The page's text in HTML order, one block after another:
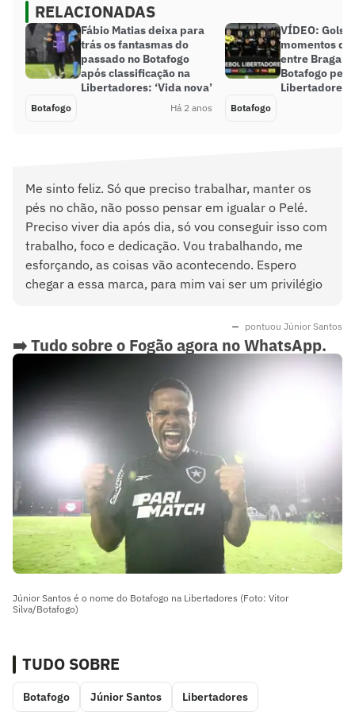
RELACIONADAS
Fábio Matias deixa para
trás os fantasmas do
passado no Botafogo
após classificação na
Libertadores: ‘Vida nova’
Botafogo Há 2 anos
VÍDEO: Gols
momentos
entre
Botafogo pela
Libertadores
Botafogo
Me sinto feliz. Só que preciso trabalhar, manter os
pés no chão, não posso pensar em igualar o Pelé.
Preciso viver dia após dia, só vou conseguir isso com
trabalho, foco e dedicação. Vou trabalhando, me
esforçando, as coisas vão acontecendo. Espero
chegar a essa marca, para mim vai ser um privilégio
pontuou Júnior Santos
➡️ Tudo sobre o Fogão agora no WhatsApp.
Siga o nosso canal Lance! Botafogo
Júnior Santos é o nome do Botafogo na Libertadores (Foto: Vitor
Silva/Botafogo)
TUDO SOBRE
Botafogo Júnior Santos Libertadores